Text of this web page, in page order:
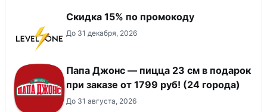
Скидка 15% по промокоду
До 31 декабря, 2026
Папа Джонс — пицца 23 см в подарок
при заказе от 1799 руб! (24 города)
До 31 августа, 2026